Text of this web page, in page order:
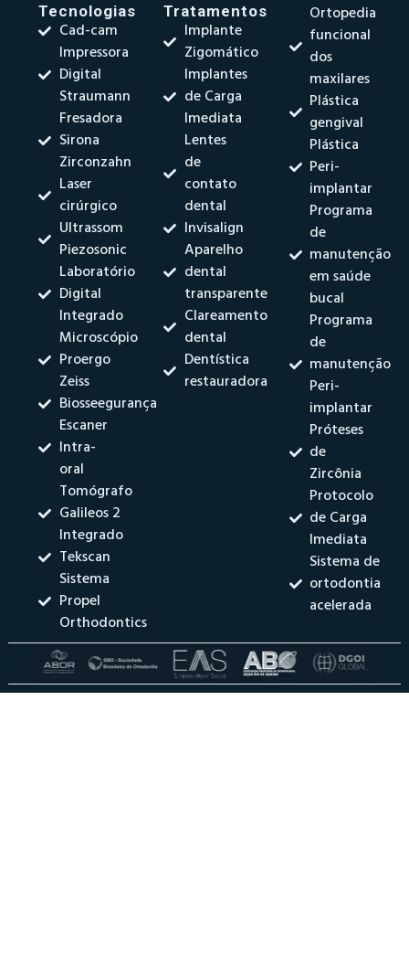
Tecnologias
Cad-cam
Impressora
Digital
Straumann
Fresadora
Sirona
Zirconzahn
Laser
cirúrgico
Ultrassom
Piezosonic
Laboratório
Digital
Integrado
Microscópio
Proergo
Zeiss
Biosseegurança
Escaner
Intra-
oral
Tomógrafo
Galileos 2
Integrado
Tekscan
Sistema
Propel
Orthodontics
Tratamentos
Implante
Zigomático
Implantes
de Carga
Imediata
Lentes
de
contato
dental
Invisalign
Aparelho
dental
transparente
Clareamento
dental
Dentística
restauradora
Ortopedia
funcional
dos
maxilares
Plástica
gengival
Plástica
Peri-
implantar
Programa
de
manutenção
em saúde
bucal
Programa
de
manutenção
Peri-
implantar
Próteses
de
Zircônia
Protocolo
de Carga
Imediata
Sistema de
ortodontia
acelerada